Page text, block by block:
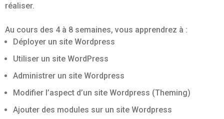
réaliser.
Au cours des 4 à 8 semaines, vous apprendrez à :
Déployer un site Wordpress
Utiliser un site WordPress
Administrer un site Wordpress
Modifier l’aspect d’un site Wordpress (Theming)
Ajouter des modules sur un site Wordpress